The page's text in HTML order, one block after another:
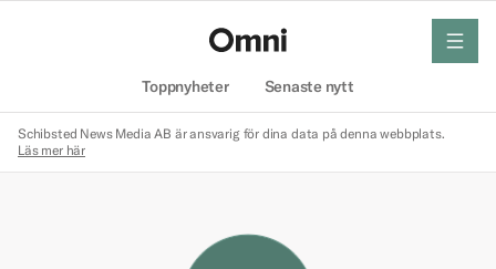
Toppnyheter Senaste nytt
meny
Schibsted News Media AB är ansvarig för dina data på denna webbplats.
Läs mer här